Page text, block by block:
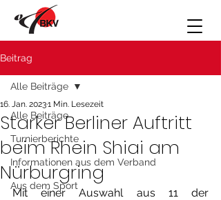
Beitrag
Alle Beiträge
Turnierberichte
Informationen aus dem Verband
Aus dem Sport
Alle Beiträge
Starker Berliner Auftritt
beim Rhein Shiai am
Nürburgring
16. Jan. 20231 Min. Lesezeit
Mit einer Auswahl aus 11 der